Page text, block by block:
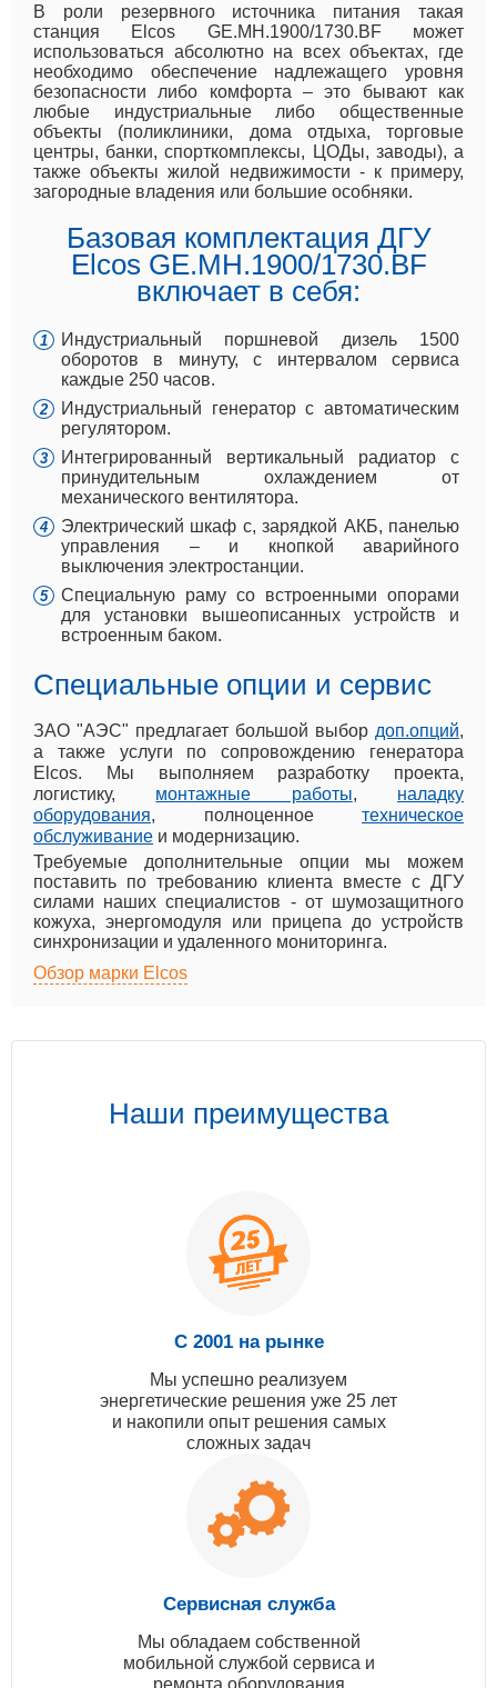
В роли резервного источника питания такая
станция Elcos GE.MH.1900/1730.BF может
использоваться абсолютно на всех объектах, где
необходимо обеспечение надлежащего уровня
безопасности либо комфорта – это бывают как
любые индустриальные либо общественные
объекты (поликлиники, дома отдыха, торговые
центры, банки, спорткомплексы, ЦОДы, заводы), а
также объекты жилой недвижимости - к примеру,
загородные владения или большие особняки.
Базовая комплектация ДГУ
Elcos GE.MH.1900/1730.BF
включает в себя:
Индустриальный поршневой дизель 1500
оборотов в минуту, с интервалом сервиса
каждые 250 часов.
Индустриальный генератор с автоматическим
регулятором.
Интегрированный вертикальный радиатор с
принудительным охлаждением от
механического вентилятора.
Электрический шкаф с, зарядкой АКБ, панелью
управления – и кнопкой аварийного
выключения электростанции.
Специальную раму со встроенными опорами
для установки вышеописанных устройств и
встроенным баком.
Специальные опции и сервис
ЗАО "АЭС" предлагает большой выбор доп.опций,
а также услуги по сопровождению генератора
Elcos. Мы выполняем разработку проекта,
логистику, монтажные работы, наладку
оборудования, полноценное техническое
обслуживание и модернизацию.
Требуемые дополнительные опции мы можем
поставить по требованию клиента вместе с ДГУ
силами наших специалистов - от шумозащитного
кожуха, энергомодуля или прицепа до устройств
синхронизации и удаленного мониторинга.
Обзор марки Elcos
Наши преимущества
С 2001 на рынке
Мы успешно реализуем
энергетические решения уже 25 лет
и накопили опыт решения самых
сложных задач
Сервисная служба
Мы обладаем собственной
мобильной службой сервиса и
ремонта оборудования